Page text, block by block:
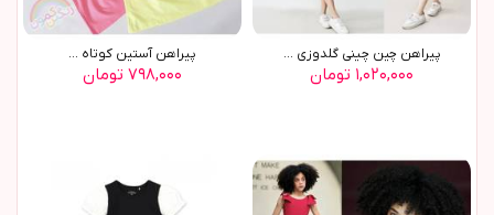
پیراهن چین چینی گلدوزی ...
۱,۰۲۰,۰۰۰ تومان
پیراهن آستین کوتاه ...
۷۹۸,۰۰۰ تومان